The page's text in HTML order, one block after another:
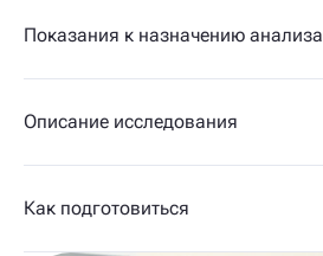
Показания к назначению анализа
Описание исследования
Как подготовиться